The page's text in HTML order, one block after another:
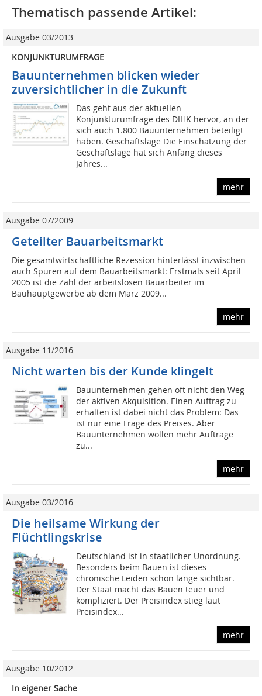
Thematisch passende Artikel:
Ausgabe 03/2013
KONJUNKTURUMFRAGE
Bauunternehmen blicken wieder
zuversichtlicher in die Zukunft
Das geht aus der aktuellen
Konjunkturumfrage des DIHK hervor, an der
sich auch 1.800 Bauunternehmen beteiligt
haben. Geschäftslage Die Einschätzung der
Geschäftslage hat sich Anfang dieses
Jahres...
mehr
Ausgabe 07/2009
Geteilter Bauarbeitsmarkt
Die gesamtwirtschaftliche Rezession hinterlässt inzwischen
auch Spuren auf dem Bauarbeitsmarkt: Erstmals seit April
2005 ist die Zahl der arbeitslosen Bauarbeiter im
Bauhauptgewerbe ab dem März 2009...
mehr
Ausgabe 11/2016
Nicht warten bis der Kunde klingelt
Bauunternehmen gehen oft nicht den Weg
der aktiven Akquisition. Einen Auftrag zu
erhalten ist dabei nicht das Problem: Das
ist nur eine Frage des Preises. Aber
Bauunternehmen wollen mehr Aufträge
zu...
mehr
Ausgabe 03/2016
Die heilsame Wirkung der
Flüchtlingskrise
Deutschland ist in staatlicher Unordnung.
Besonders beim Bauen ist dieses
chronische Leiden schon lange sichtbar.
Der Staat macht das Bauen teuer und
kompliziert. Der Preisindex stieg laut
Preisindex...
mehr
Ausgabe 10/2012
In eigener Sache